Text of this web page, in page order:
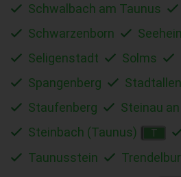
Schwalbach am Taunus
Schwarzenborn
Seligenstadt
Solms
Spangenberg
Staufenberg
Steinau
Steinbach (Taunus)
T
Taunusstein